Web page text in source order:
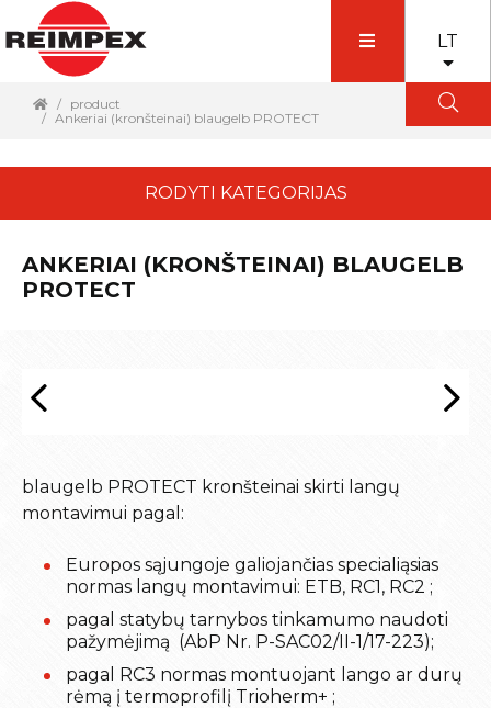
LT
product
Ankeriai (kronšteinai) blaugelb PROTECT
RODYTI KATEGORIJAS
ANKERIAI (KRONŠTEINAI) BLAUGELB
PROTECT
blaugelb PROTECT kronšteinai skirti langų
montavimui pagal:
Europos sąjungoje galiojančias specialiąsias
normas langų montavimui: ETB, RC1, RC2 ;
pagal statybų tarnybos tinkamumo naudoti
pažymėjimą (AbP Nr. P-SAC02/II-1/17-223);
pagal RC3 normas montuojant lango ar durų
rėmą į termoprofilį Trioherm+ ;